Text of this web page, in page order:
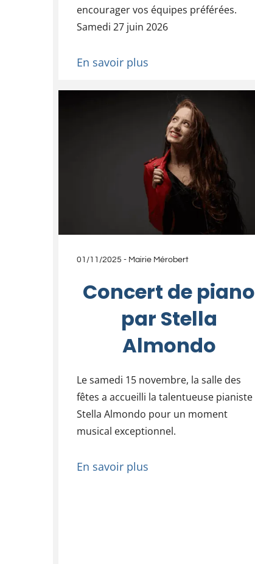
encourager vos équipes préférées.
Samedi 27 juin 2026
En savoir plus
01/11/2025 - Mairie Mérobert
Concert de piano
par Stella
Almondo
Le samedi 15 novembre, la salle des
fêtes a accueilli la talentueuse pianiste
Stella Almondo pour un moment
musical exceptionnel.
En savoir plus